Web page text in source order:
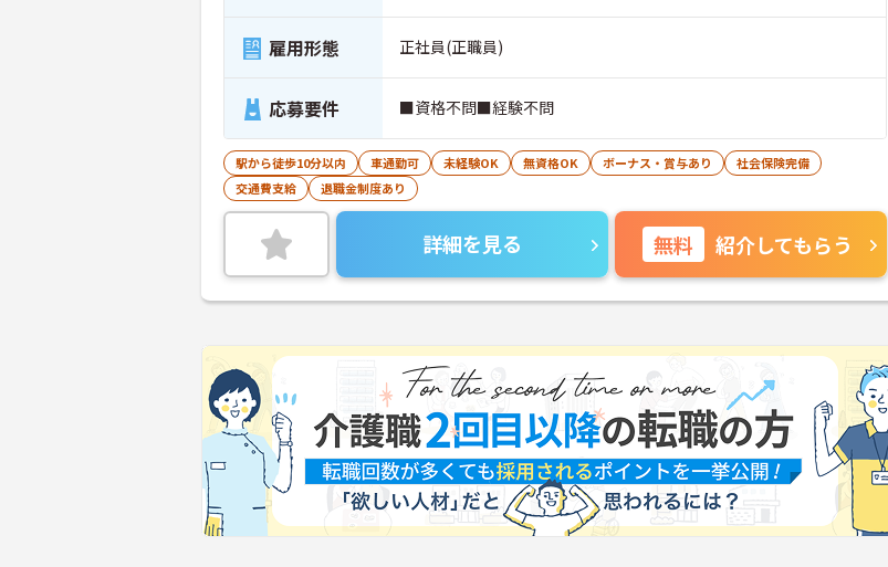
雇用形態 正社員(正職員)
応募要件 ■資格不問■経験不問
駅から徒歩10分以内 車通勤可 未経験OK 無資格OK ボーナス・賞与あり
社会保険完備
交通費支給
退職金制度あり
詳細を見る 無料 紹介してもらう